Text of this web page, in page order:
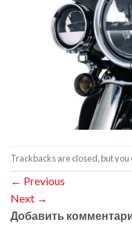
Trackbacks are closed, but you
← Previous
Next →
Добавить